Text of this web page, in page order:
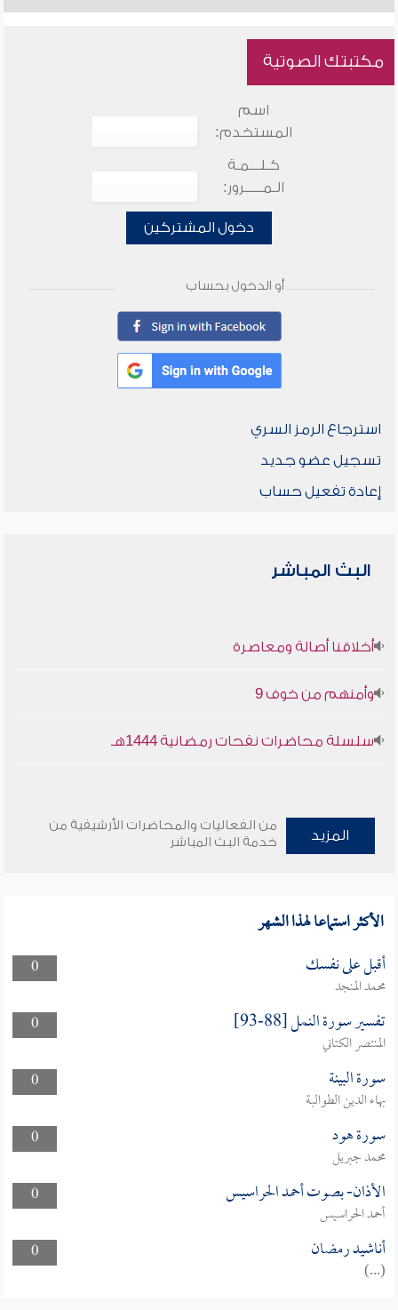
مكتبتك الصوتية
اسم
المستخدم:
كـلـــمـة
الـمـــــرور:
دخول المشتركين
أو الدخول بحساب
استرجاع الرمز السري
تسجيل عضو جديد
إعادة تفعيل حساب
البث المباشر
أخلاقنا أصالة ومعاصرة
وأمنهم من خوف 9
سلسلة محاضرات نفحات رمضانية 1444هـ
المزيد
من الفعاليات والمحاضرات الأرشيفية من
خدمة البث المباشر
الأكثر استماعا لهذا الشهر
0 أقبل على نفسك
محمد المنجد
0
تفسير سورة النمل [88-93]
المنتصر الكتاني
0
سورة البينة
بهاء الدين الطوالبة
0
سورة هود
محمد جبريل
0
الأذان- بصوت أحمد الحراسيس
أحمد الحراسيس
0
أناشيد رمضان
(...)